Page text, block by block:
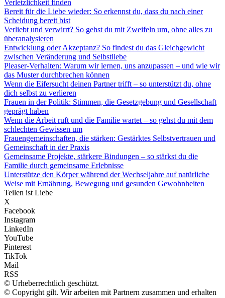
Verletzlichkeit finden
Bereit für die Liebe wieder: So erkennst du, dass du nach einer
Scheidung bereit bist
Verliebt und verwirrt? So gehst du mit Zweifeln um, ohne alles zu
überanalysieren
Entwicklung oder Akzeptanz? So findest du das Gleichgewicht
zwischen Veränderung und Selbstliebe
Pleaser-Verhalten: Warum wir lernen, uns anzupassen – und wie wir
das Muster durchbrechen können
Wenn die Eifersucht deinen Partner trifft – so unterstützt du, ohne
dich selbst zu verlieren
Frauen in der Politik: Stimmen, die Gesetzgebung und Gesellschaft
geprägt haben
Wenn die Arbeit ruft und die Familie wartet – so gehst du mit dem
schlechten Gewissen um
Frauengemeinschaften, die stärken: Gestärktes Selbstvertrauen und
Gemeinschaft in der Praxis
Gemeinsame Projekte, stärkere Bindungen – so stärkst du die
Familie durch gemeinsame Erlebnisse
Unterstütze den Körper während der Wechseljahre auf natürliche
Weise mit Ernährung, Bewegung und gesunden Gewohnheiten
Teilen ist Liebe
X
Facebook
Instagram
LinkedIn
YouTube
Pinterest
TikTok
Mail
RSS
© Urheberrechtlich geschützt.
© Copyright gilt. Wir arbeiten mit Partnern zusammen und erhalten